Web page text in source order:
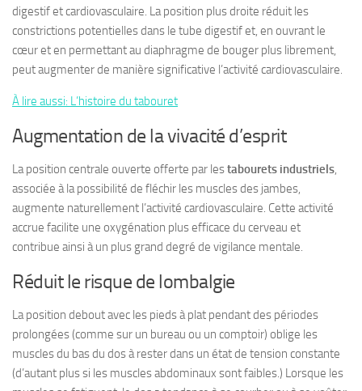
digestif et cardiovasculaire. La position plus droite réduit les
constrictions potentielles dans le tube digestif et, en ouvrant le
cœur et en permettant au diaphragme de bouger plus librement,
peut augmenter de manière significative l’activité cardiovasculaire.
À lire aussi: L’histoire du tabouret
Augmentation de la vivacité d’esprit
La position centrale ouverte offerte par lestabourets industriels
associée à la possibilité de fléchir les muscles des jambes,
augmente naturellement l’activité cardiovasculaire. Cette activité
accrue facilite une oxygénation plus efficace du cerveau et
contribue ainsi à un plus grand degré de vigilance mentale.
Réduit le risque de lombalgie
La position debout avec les pieds à plat pendant des périodes
prolongées (comme sur un bureau ou un comptoir) oblige les
muscles du bas du dos à rester dans un état de tension constante
(d’autant plus si les muscles abdominaux sont faibles.) Lorsque les